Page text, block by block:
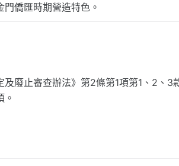
門僑匯時期營造特色。
及廢止審查辦法》第2條第1項第1、2、
。